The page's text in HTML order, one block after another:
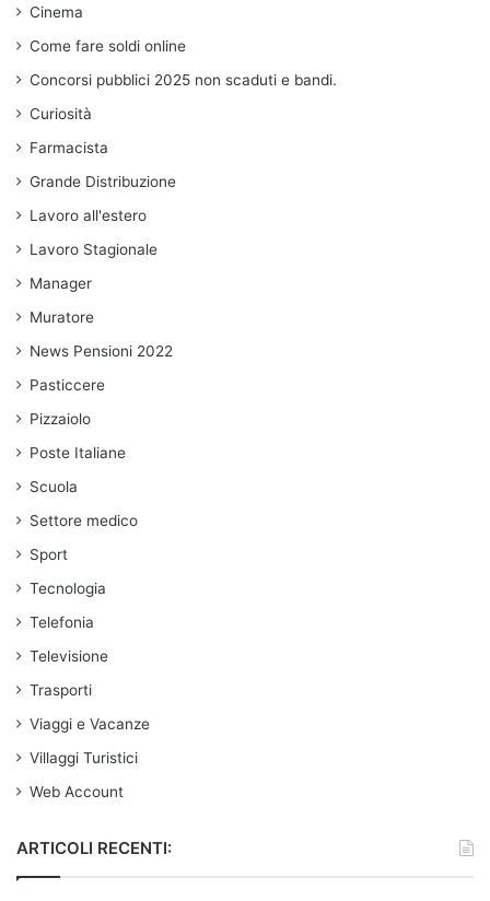
Cinema
Come fare soldi online
Concorsi pubblici 2025 non scaduti e bandi.
Curiosità
Farmacista
Grande Distribuzione
Lavoro all'estero
Lavoro Stagionale
Manager
Muratore
News Pensioni 2022
Pasticcere
Pizzaiolo
Poste Italiane
Scuola
Settore medico
Sport
Tecnologia
Telefonia
Televisione
Trasporti
Viaggi e Vacanze
Villaggi Turistici
Web Account
ARTICOLI RECENTI: